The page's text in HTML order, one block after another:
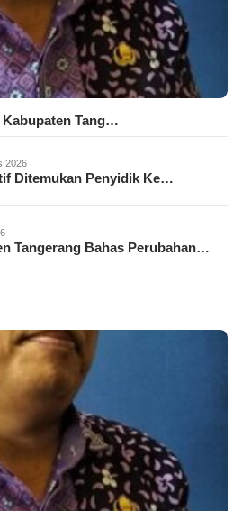
Tang…
2026
Ditemukan Penyidik Ke…
Tangerang Bahas Perubahan…